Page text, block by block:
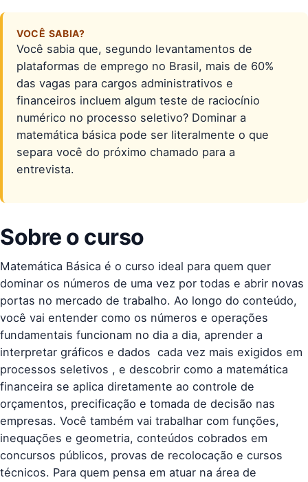
VOCÊ SABIA?
Você sabia que, segundo levantamentos de
plataformas de emprego no Brasil, mais de 60%
das vagas para cargos administrativos e
financeiros incluem algum teste de raciocínio
numérico no processo seletivo? Dominar a
matemática básica pode ser literalmente o que
separa você do próximo chamado para a
entrevista.
Sobre o curso
Matemática Básica é o curso ideal para quem quer
dominar os números de uma vez por todas e abrir novas
portas no mercado de trabalho. Ao longo do conteúdo,
você vai entender como os números e operações
fundamentais funcionam no dia a dia, aprender a
interpretar gráficos e dados  cada vez mais exigidos em
processos seletivos , e descobrir como a matemática
financeira se aplica diretamente ao controle de
orçamentos, precificação e tomada de decisão nas
empresas. Você também vai trabalhar com funções,
inequações e geometria, conteúdos cobrados em
concursos públicos, provas de recolocação e cursos
técnicos. Para quem pensa em atuar na área de